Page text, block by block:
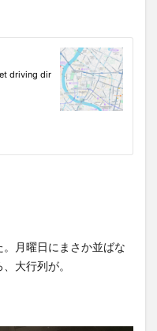
月曜日にまさか並ばな
大行列が。